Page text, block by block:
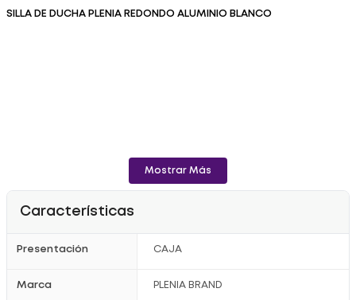
SILLA DE DUCHA PLENIA REDONDO ALUMINIO BLANCO
Mostrar Más
Características
Presentación CAJA
Marca PLENIA BRAND